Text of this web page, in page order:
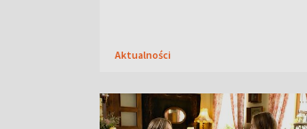
Aktualności